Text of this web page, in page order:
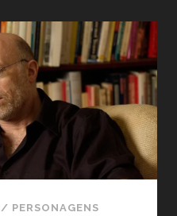
/ PERSONAGENS